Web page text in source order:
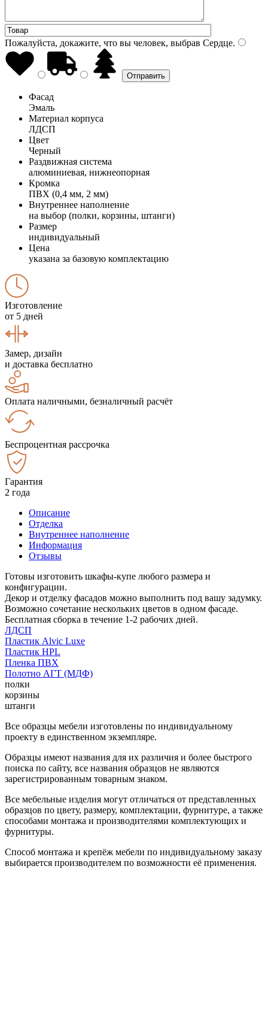
Пожалуйста, докажите, что вы человек, выбрав Сердце.
Фасад
Эмаль
Материал корпуса
ЛДСП
Цвет
Черный
Раздвижная система
алюминиевая, нижнеопорная
Кромка
ПВХ (0,4 мм, 2 мм)
Внутреннее наполнение
на выбор (полки, корзины, штанги)
Размер
индивидуальный
Цена
указана за базовую комплектацию
Изготовление
от 5 дней
Замер, дизайн
и доставка бесплатно
Оплата наличными, безналичный расчёт
Беспроцентная рассрочка
Гарантия
2 года
Описание
Отделка
Внутреннее наполнение
Информация
Отзывы
Готовы изготовить шкафы-купе любого размера и
конфигурации.
Декор и отделку фасадов можно выполнить под вашу задумку.
Возможно сочетание нескольких цветов в одном фасаде.
Бесплатная сборка в течение 1-2 рабочих дней.
ЛДСП
Пластик Alvic Luxe
Пластик HPL
Пленка ПВХ
Полотно АГТ (МДФ)
полки
корзины
штанги
Все образцы мебели изготовлены по индивидуальному
проекту в единственном экземпляре.
Образцы имеют названия для их различия и более быстрого
поиска по сайту, все названия образцов не являются
зарегистрированным товарным знаком.
Все мебельные изделия могут отличаться от представленных
образцов по цвету, размеру, комплектации, фурнитуре, а также
способами монтажа и производителями комплектующих и
фурнитуры.
Способ монтажа и крепёж мебели по индивидуальному заказу
выбирается производителем по возможности её применения.